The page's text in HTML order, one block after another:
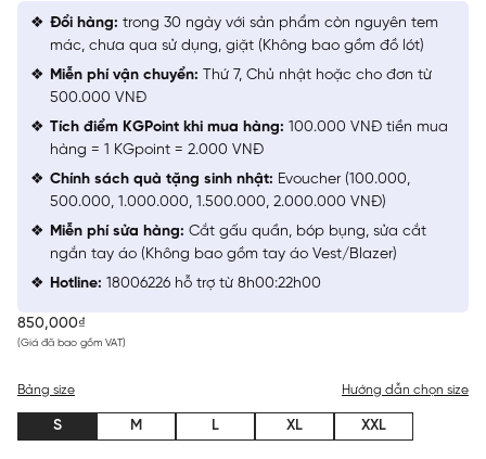
850,000₫
(Giá đã bao gồm VAT)
Bảng size Hướng dẫn chọn size
S M L XL XXL
Đổi hàng: trong 30 ngày với sản phẩm còn nguyên tem
mác, chưa qua sử dụng, giặt (Không bao gồm đồ lót)
Miễn phí vận chuyển: Thứ 7, Chủ nhật hoặc cho đơn từ
500.000 VNĐ
Tích điểm KGPoint khi mua hàng: 100.000 VNĐ tiền mua
hàng = 1 KGpoint = 2.000 VNĐ
Chính sách quà tặng sinh nhật: Evoucher (100.000,
500.000, 1.000.000, 1.500.000, 2.000.000 VNĐ)
Miễn phí sửa hàng: Cắt gấu quần, bóp bụng, sửa cắt
ngắn tay áo (Không bao gồm tay áo Vest/Blazer)
Hotline: 18006226 hỗ trợ từ 8h00:22h00